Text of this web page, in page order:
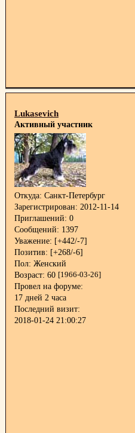
Lukasevich
Активный участник
Откуда: Санкт-Петербург
Зарегистрирован: 2012-11-14
Приглашений: 0
Сообщений: 1397
Уважение: [+442/-7]
Позитив: [+268/-6]
Пол: Женский
Возраст: 60 [1966-03-26]
Провел на форуме:
17 дней 2 часа
Последний визит:
2018-01-24 21:00:27